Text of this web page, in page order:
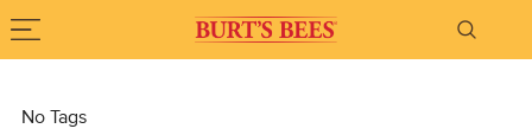
Menu
Burts Bees.
No Tags